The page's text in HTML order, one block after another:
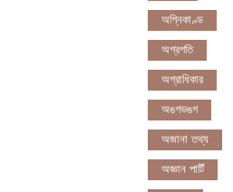
অগ্নিকাণ্ড
অগ্রগতি
অগ্রাধিকার
অঙগভঙগ
অজানা তথ্য
অজ্ঞান পার্টি